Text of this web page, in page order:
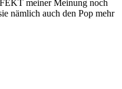
meiner Meinung noch
nämlich auch den Pop mehr